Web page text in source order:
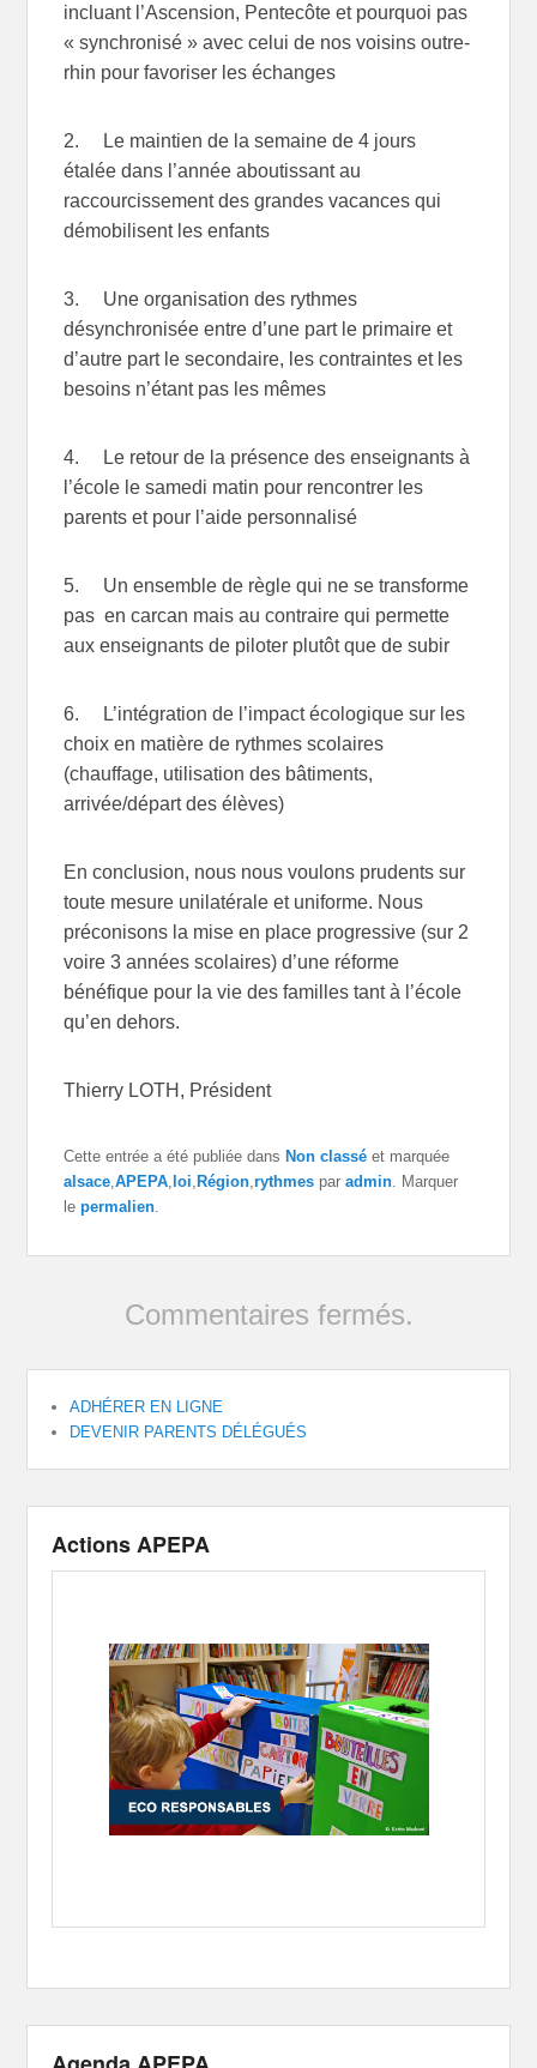
incluant l’Ascension, Pentecôte et pourquoi pas
« synchronisé » avec celui de nos voisins outre-
rhin pour favoriser les échanges
2. Le maintien de la semaine de 4 jours
étalée dans l’année aboutissant au
raccourcissement des grandes vacances qui
démobilisent les enfants
3. Une organisation des rythmes
désynchronisée entre d’une part le primaire et
d’autre part le secondaire, les contraintes et les
besoins n’étant pas les mêmes
4. Le retour de la présence des enseignants à
l’école le samedi matin pour rencontrer les
parents et pour l’aide personnalisé
5. Un ensemble de règle qui ne se transforme
pas en carcan mais au contraire qui permette
aux enseignants de piloter plutôt que de subir
6. L’intégration de l’impact écologique sur les
choix en matière de rythmes scolaires
(chauffage, utilisation des bâtiments,
arrivée/départ des élèves)
En conclusion, nous nous voulons prudents sur
toute mesure unilatérale et uniforme. Nous
préconisons la mise en place progressive (sur 2
voire 3 années scolaires) d’une réforme
bénéfique pour la vie des familles tant à l’école
qu’en dehors.
Thierry LOTH, Président
Cette entrée a été publiée dans Non classé et marquée
alsace ,APEPA loi Région ,rythmes paradmin . Marquer
lepermalien
Commentaires fermés.
ADHÉRER EN LIGNE
DEVENIR PARENTS DÉLÉGUÉS
Actions APEPA